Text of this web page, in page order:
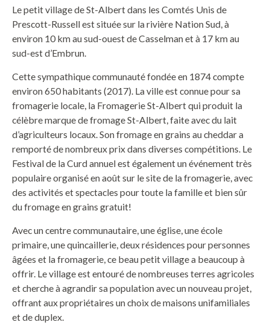
Le petit village de St-Albert dans les Comtés Unis de
Prescott-Russell est située sur la rivière Nation Sud, à
environ 10 km au sud-ouest de Casselman et à 17 km au
sud-est d’Embrun.
Cette sympathique communauté fondée en 1874 compte
environ 650 habitants (2017). La ville est connue pour sa
fromagerie locale, la Fromagerie St-Albert qui produit la
célèbre marque de fromage St-Albert, faite avec du lait
d’agriculteurs locaux. Son fromage en grains au cheddar a
remporté de nombreux prix dans diverses compétitions. Le
Festival de la Curd annuel est également un événement très
populaire organisé en août sur le site de la fromagerie, avec
des activités et spectacles pour toute la famille et bien sûr
du fromage en grains gratuit!
Avec un centre communautaire, une église, une école
primaire, une quincaillerie, deux résidences pour personnes
âgées et la fromagerie, ce beau petit village a beaucoup à
offrir. Le village est entouré de nombreuses terres agricoles
et cherche à agrandir sa population avec un nouveau projet,
offrant aux propriétaires un choix de maisons unifamiliales
et de duplex.